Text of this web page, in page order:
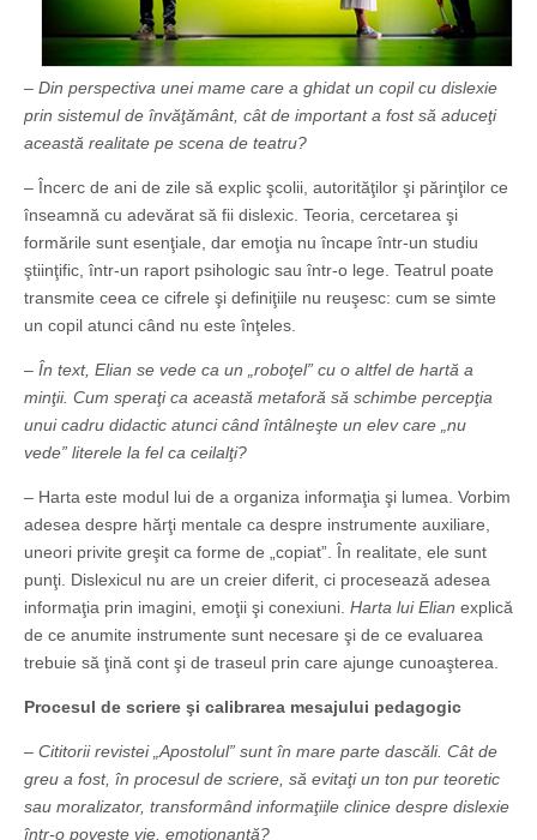
– Din perspectiva unei mame care a ghidat un copil cu dislexie
prin sistemul de învăţământ, cât de important a fost să aduceţi
această realitate pe scena de teatru?
– Încerc de ani de zile să explic şcolii, autorităţilor şi părinţilor ce
înseamnă cu adevărat să fii dislexic. Teoria, cercetarea şi
formările sunt esenţiale, dar emoţia nu încape într-un studiu
ştiinţific, într-un raport psihologic sau într-o lege. Teatrul poate
transmite ceea ce cifrele şi definiţiile nu reuşesc: cum se simte
un copil atunci când nu este înţeles.
– În text, Elian se vede ca un „roboţel” cu o altfel de hartă a
minţii. Cum speraţi ca această metaforă să schimbe percepţia
unui cadru didactic atunci când întâlneşte un elev care „nu
vede” literele la fel ca ceilalţi?
– Harta este modul lui de a organiza informaţia şi lumea. Vorbim
adesea despre hărţi mentale ca despre instrumente auxiliare,
uneori privite greşit ca forme de „copiat”. În realitate, ele sunt
punţi. Dislexicul nu are un creier diferit, ci procesează adesea
informaţia prin imagini, emoţii şi conexiuni. Harta lui Elian explică
de ce anumite instrumente sunt necesare şi de ce evaluarea
trebuie să ţină cont şi de traseul prin care ajunge cunoaşterea.
Procesul de scriere şi calibrarea mesajului pedagogic
– Cititorii revistei „Apostolul” sunt în mare parte dascăli. Cât de
greu a fost, în procesul de scriere, să evitaţi un ton pur teoretic
sau moralizator, transformând informaţiile clinice despre dislexie
într-o poveste vie, emoţionantă?